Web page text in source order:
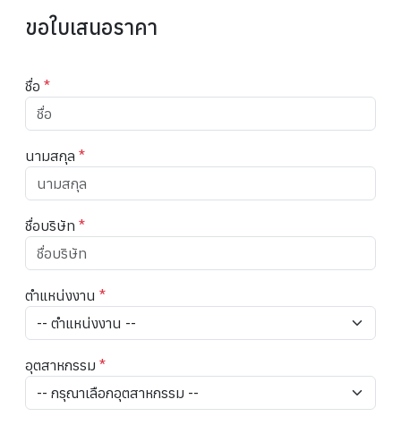
ขอใบเสนอราคา
ชื่อ *
นามสกุล *
ชื่อบริษัท *
ตำแหน่งงาน *
อุตสาหกรรม *